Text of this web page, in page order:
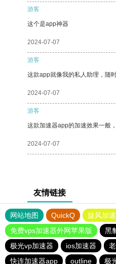
游客
这个是app神器
2024-07-07
游客
这款app就像我的私人助理，随
2024-07-07
游客
这款加速器app的加速效果一般
2024-07-07
友情链接
网站地图 QuickQ 旋风加
免费vps加速器外网苹果版
黑
极光vp加速器
ios加速器
快连加速器app
outline 极